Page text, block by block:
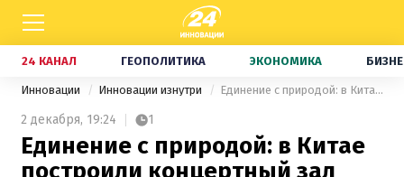
24 КАНАЛ ГЕОПОЛИТИКА ЭКОНОМИКА
Инновации Инновации изнутри Единение с природой: в Китае построили концертный зал посреди гор
2 декабря, 19:24 1
Единение с природой: в Китае
построили концертный зал